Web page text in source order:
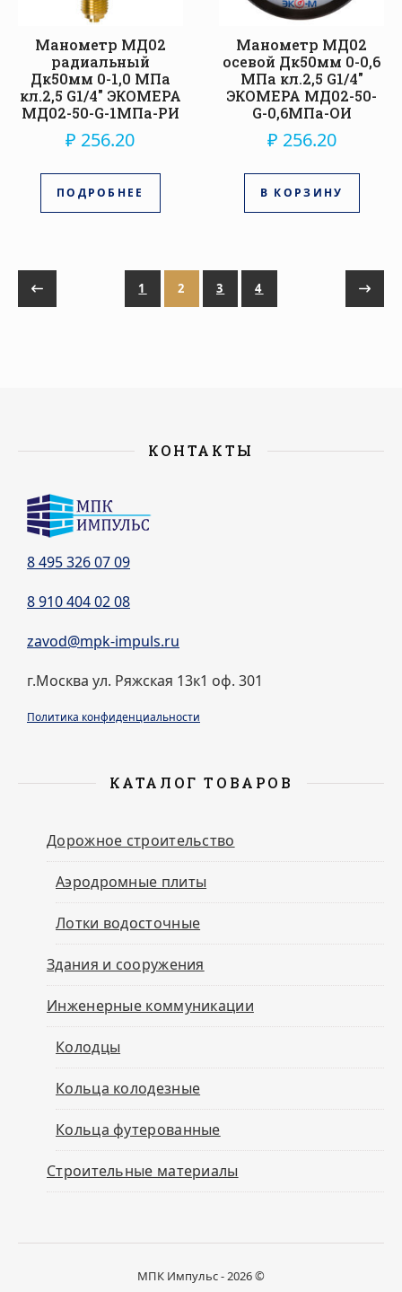
Манометр МД02
радиальный
Дк50мм 0-1,0 МПа
кл.2,5 G1/4″ ЭКОМЕРА
МД02-50-G-1МПа-РИ
₽ 256.20
ПОДРОБНЕЕ
Манометр МД02
осевой Дк50мм 0-0,6
МПа кл.2,5 G1/4″
ЭКОМЕРА МД02-50-
G-0,6МПа-ОИ
₽ 256.20
В КОРЗИНУ
1 2 3 4
КОНТАКТЫ
8 495 326 07 09
8 910 404 02 08
zavod@mpk-impuls.ru
г.Москва ул. Ряжская 13к1 оф. 301
Политика конфиденциальности
КАТАЛОГ ТОВАРОВ
Дорожное строительство
Аэродромные плиты
Лотки водосточные
Здания и сооружения
Инженерные коммуникации
Колодцы
Кольца колодезные
Кольца футерованные
Строительные материалы
МПК Импульс - 2026 ©